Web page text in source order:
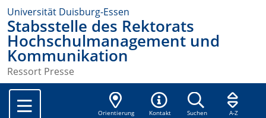
Universität Duisburg-Essen
Stabsstelle des Rektorats
Hochschulmanagement und
Kommunikation
Ressort Presse
Orientierung Kontakt Suchen A-Z